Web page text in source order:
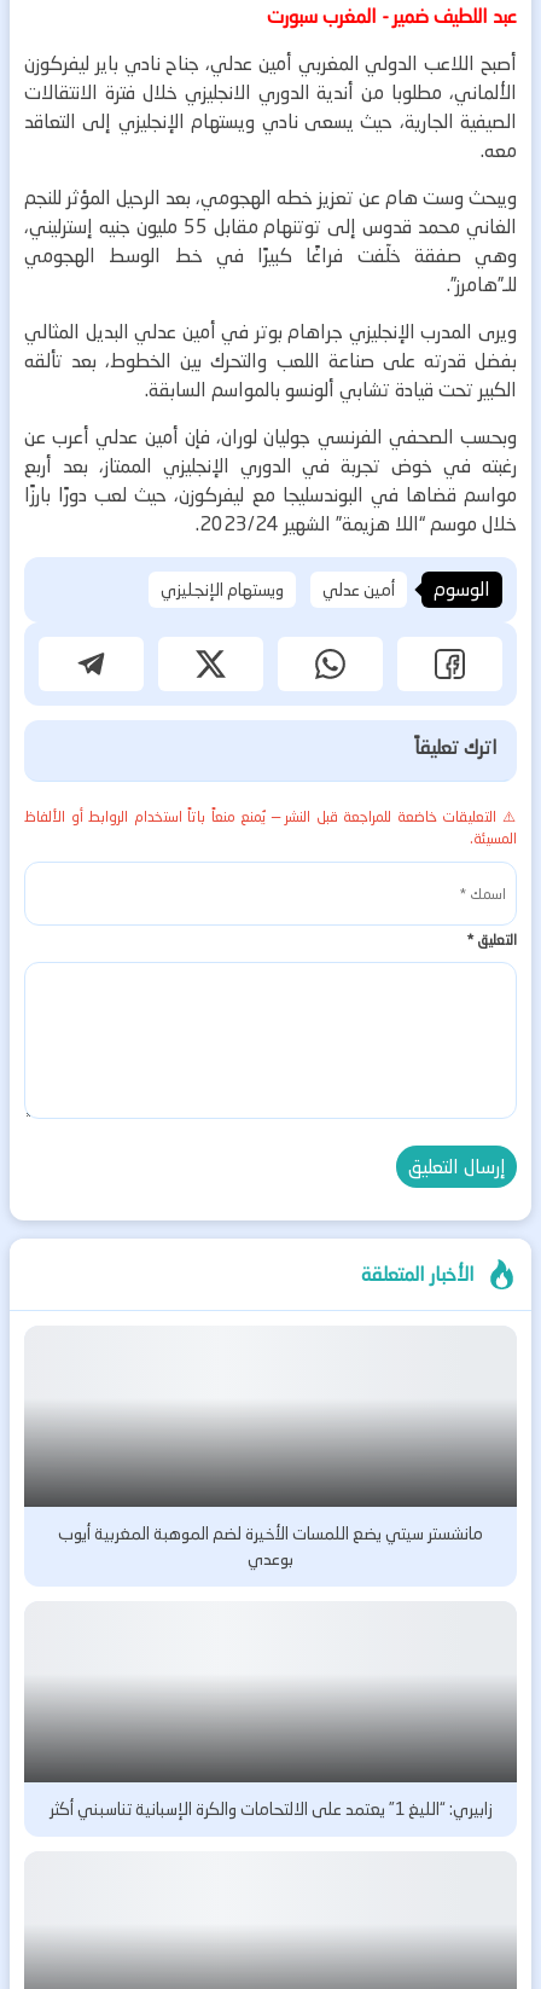
عبد اللطيف ضمير - المغرب سبورت
أصبح اللاعب الدولي المغربي أمين عدلي، جناح نادي باير ليفركوزن
الألماني، مطلوبا من أندية الدوري الانجليزي خلال فترة الانتقالات
الصيفية الجارية، حيث يسعى نادي ويستهام الإنجليزي إلى التعاقد
معه.
ويبحث وست هام عن تعزيز خطه الهجومي، بعد الرحيل المؤثر للنجم
الغاني محمد قدوس إلى توتنهام مقابل 55 مليون جنيه إسترليني،
وهي صفقة خلّفت فراغًا كبيرًا في خط الوسط الهجومي
للـ”هامرز”.
ويرى المدرب الإنجليزي جراهام بوتر في أمين عدلي البديل المثالي
بفضل قدرته على صناعة اللعب والتحرك بين الخطوط، بعد تألقه
الكبير تحت قيادة تشابي ألونسو بالمواسم السابقة.
وبحسب الصحفي الفرنسي جوليان لوران، فإن أمين عدلي أعرب عن
رغبته في خوض تجربة في الدوري الإنجليزي الممتاز، بعد أربع
مواسم قضاها في البوندسليجا مع ليفركوزن، حيث لعب دورًا بارزًا
خلال موسم “اللا هزيمة” الشهير 2023/24.
الوسوم أمين عدلي ويستهام الإنجليزي
اترك تعليقاً
⚠️ التعليقات خاضعة للمراجعة قبل النشر — يُمنع منعاً باتاً استخدام الروابط أو الألفاظ
المسيئة.
التعليق*
الأخبار المتعلقة
مانشستر سيتي يضع اللمسات الأخيرة لضم الموهبة المغربية أيوب
بوعدي
زابيري: “الليغ 1” يعتمد على الالتحامات والكرة الإسبانية تناسبني أكثر